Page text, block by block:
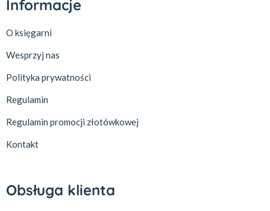
Informacje
O księgarni
Wesprzyj nas
Polityka prywatności
Regulamin
Regulamin promocji złotówkowej
Kontakt
Obsługa klienta